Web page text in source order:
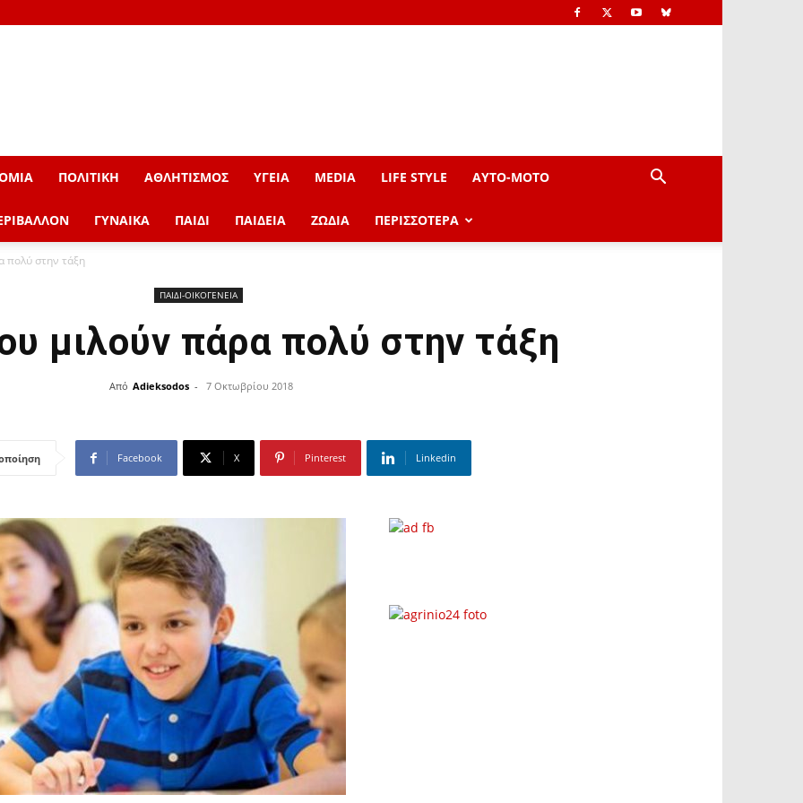
ΠΟΛΙΤΙΚΗ ΑΘΛΗΤΙΣΜΟΣ ΥΓΕΙΑ MEDIA LIFE STYLE AYTO-ΜOTO
ΓΥΝΑΙΚΑ ΠΑΙΔΙ ΠΑΙΔΕΙΑ ΖΩΔΙΑ ΠΕΡΙΣΣΟΤΕΡΑ
πολύ στην τάξη
ΠΑΙΔΙ-ΟΙΚΟΓΕΝΕΙΑ
μιλούν πάρα πολύ στην τάξη
Από Adieksodos - 7 Οκτωβρίου 2018
Facebook X Pinterest Linkedin